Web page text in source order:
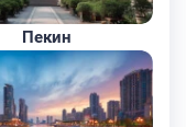
Пекин